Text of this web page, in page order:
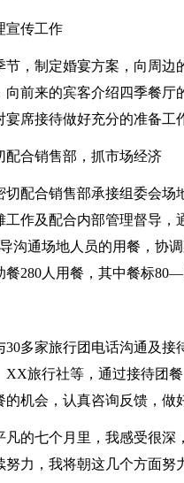
宣传工作
，制定婚宴方案，向周
向前来的宾客介绍四季餐
席接待做好充分的准备工
配合销售部，抓市场经济
配合销售部承接组委会场
作及配合内部管理督导
沟通场地人员的用餐，协
280人用餐，其中餐标
30多家旅行团电话沟通及
旅行社等，通过接待团
机会，认真咨询反馈，做
凡的七个月里，我感受很
力，我将朝这几个方面努